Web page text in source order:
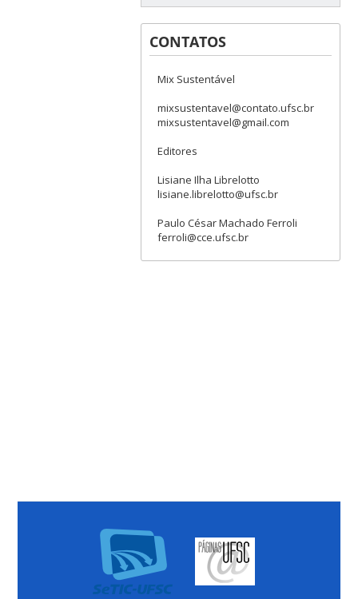
CONTATOS
Mix Sustentável
mixsustentavel@contato.ufsc.br
mixsustentavel@gmail.com
Editores
Lisiane Ilha Librelotto
lisiane.librelotto@ufsc.br
Paulo César Machado Ferroli
ferroli@cce.ufsc.br